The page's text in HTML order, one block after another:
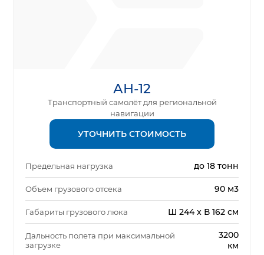
АН-12
Транспортный самолёт для региональной
навигации
УТОЧНИТЬ СТОИМОСТЬ
Предельная нагрузка до 18 тонн
Объем грузового отсека 90 м3
Габариты грузового люка Ш 244 x В 162 см
Дальность полета при максимальной
загрузке
3200
км